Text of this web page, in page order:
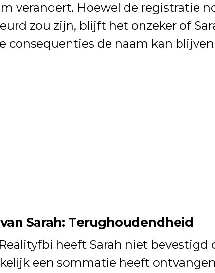
verandert. Hoewel de registratie
zou zijn, blijft het onzeker of
consequenties de naam kan
Sarah: Terughoudendheid
heeft Sarah niet bevestigd
een sommatie heeft